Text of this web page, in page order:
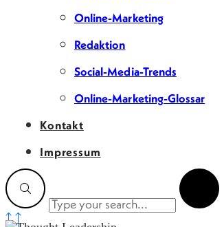
Online-Marketing
Redaktion
Social-Media-Trends
Online-Marketing-Glossar
Kontakt
Impressum